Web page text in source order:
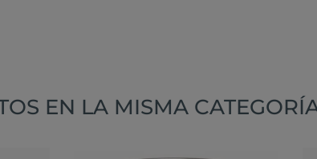
EN LA MISMA